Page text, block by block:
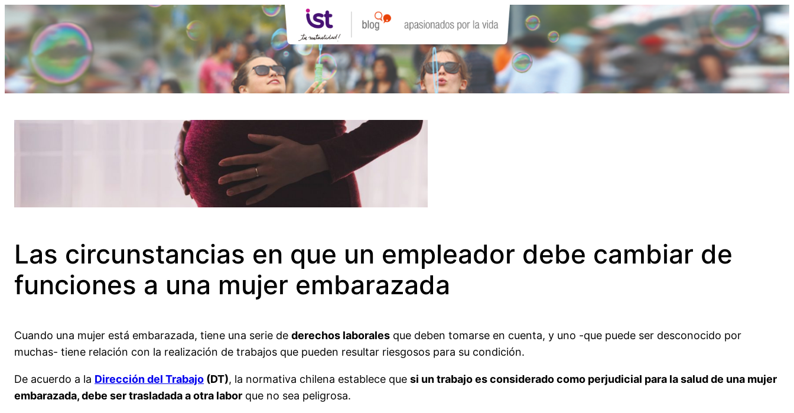
Saltar
al
contenido
Las circunstancias en que un empleador debe cambiar de
funciones a una mujer embarazada
Cuando una mujer está embarazada, tiene una serie de derechos laborales que deben tomarse en cuenta, y uno -que puede ser desconocido por
muchas- tiene relación con la realización de trabajos que pueden resultar riesgosos para su condición.
De acuerdo a la Dirección del Trabajo (DT), la normativa chilena establece que si un trabajo es considerado como perjudicial para la salud de una mujer
embarazada, debe ser trasladada a otra labor que no sea peligrosa.